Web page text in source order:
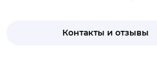
Контакты и отзывы